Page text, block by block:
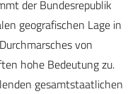
der Bundesrepublik
geografischen Lage in
von
hohe Bedeutung zu.
gesamtstaatlichen